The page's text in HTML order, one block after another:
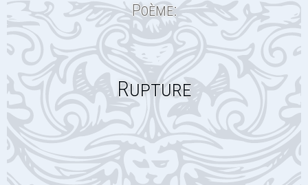
Poème:
Rupture